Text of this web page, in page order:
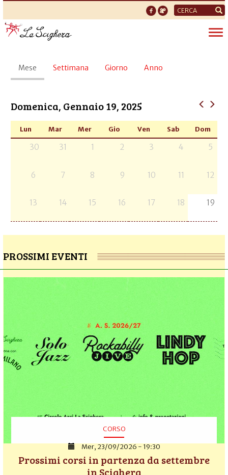
Form
di
ricerca
Schede
primarie
Mese (scheda
attiva)
Settimana Giorno Anno
Domenica, Gennaio 19, 2025
Lun Mar Mer Gio Ven Sab Dom
30 31 1 2 3 4 5
6 7 8 9 10 11 12
13 14 15 16 17 18 19
PROSSIMI EVENTI
CORSO
Mer, 23/09/2026 - 19:30
Prossimi corsi in partenza da settembre
in Scighera